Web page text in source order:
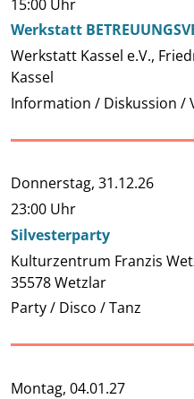
15:00 Uhr
Werkstatt
Werkstatt Kassel e.V.,
Kassel
Information / Diskussion /
Donnerstag, 31.12.26
23:00 Uhr
Silvesterparty
Kulturzentrum Franzis
35578 Wetzlar
Party / Disco / Tanz
Montag, 04.01.27